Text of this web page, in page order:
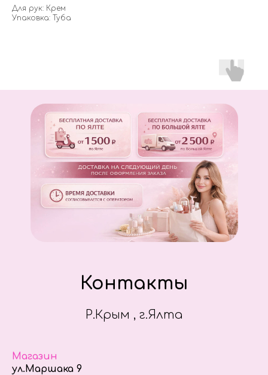
Для рук: Крем
Упаковка: Туба
Контакты
Р.Крым , г.Ялта
Магазин
ул.Маршака 9